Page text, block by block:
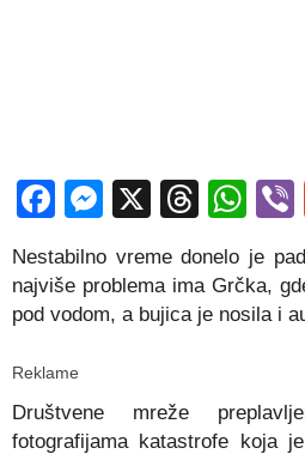
Facebook
Messenger
X
Nestabilno vreme donelo je
najviše problema ima Grčka,
pod vodom, a bujica je nosila i
Reklame
Društvene mreže
fotografijama katastrofe koja